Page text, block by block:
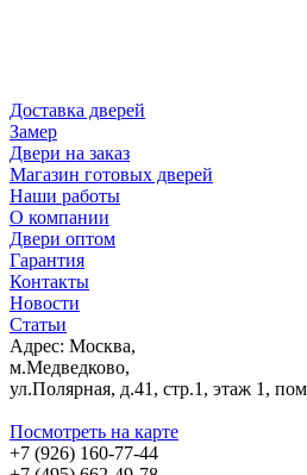
Доставка дверей
Замер
Двери на заказ
Магазин готовых дверей
Наши работы
О компании
Двери оптом
Гарантия
Контакты
Новости
Статьи
Адрес: Москва,
м.Медведково,
ул.Полярная, д.41, стр.1, этаж 1,
Посмотреть на карте
+7 (926) 160-77-44